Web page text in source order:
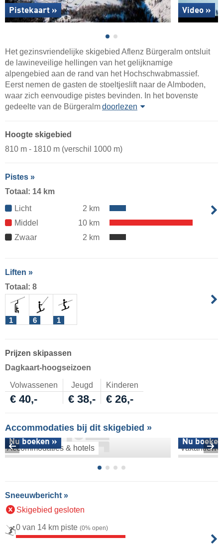
Pistekaart » Video »
Het gezinsvriendelijke skigebied Aflenz Bürgeralm ontsluit
de lawineveilige hellingen van het gelijknamige
alpengebied aan de rand van het Hochschwabmassief.
Eerst nemen de gasten de stoeltjeslift naar de Almboden,
waar zich eenvoudige pistes bevinden. In het bovenste
gedeelte van de Bürgeralmdoorlezen
Hoogte skigebied
810 m - 1810 m (verschil 1000 m)
Pistes »
Totaal: 14 km
Licht
2 km
Middel
10 km
Zwaar
2 km
Liften »
Totaal: 8
1 6 1
Prijzen skipassen
Dagkaart-hoogseizoen
Volwassenen Jeugd Kinderen
€ 40,- € 38,- € 26,-
Accommodaties bij dit skigebied »
Accommodaties & hotels
Nu boeken » Nu
Sneeuwbericht »
Skigebied gesloten
0 van 14 km piste (0% open)